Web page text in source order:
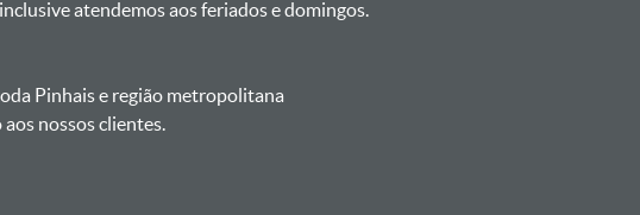
atendemos aos feriados e domingos.
Pinhais e região metropolitana
nossos clientes.